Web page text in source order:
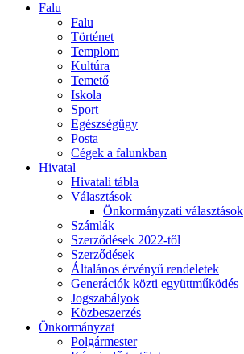
Falu
Falu
Történet
Templom
Kultúra
Temető
Iskola
Sport
Egészségügy
Posta
Cégek a falunkban
Hivatal
Hivatali tábla
Választások
Önkormányzati választások
Számlák
Szerződések 2022-től
Szerződések
Általános érvényű rendeletek
Generációk közti együttműködés
Jogszabályok
Közbeszerzés
Önkormányzat
Polgármester